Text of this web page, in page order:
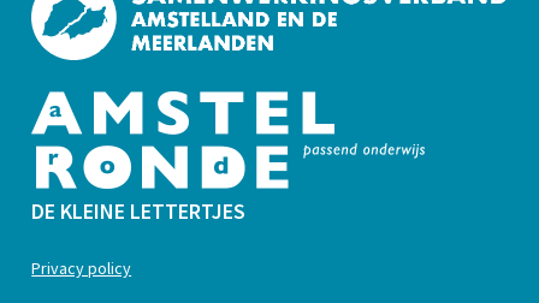
DE KLEINE LETTERTJES
Privacy policy